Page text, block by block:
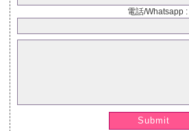
電話/Whatsapp :
Submit